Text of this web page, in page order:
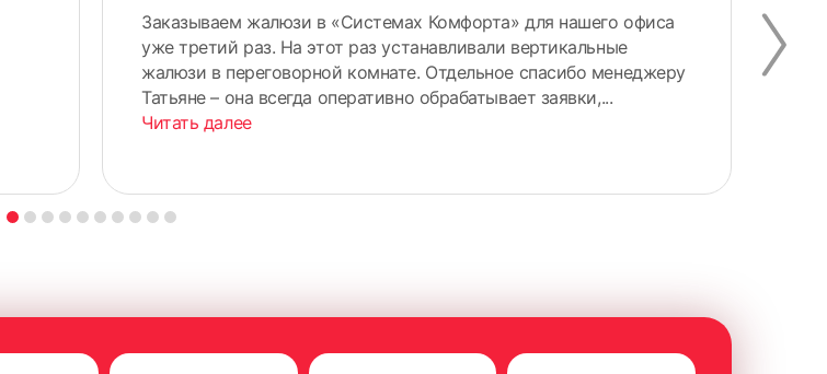
Заказываем жалюзи в «Системах Комфорта» для нашего офиса
уже третий раз. На этот раз устанавливали вертикальные
жалюзи в переговорной комнате. Отдельное спасибо менеджеру
Татьяне – она всегда оперативно обрабатывает заявки,...
Читать далее